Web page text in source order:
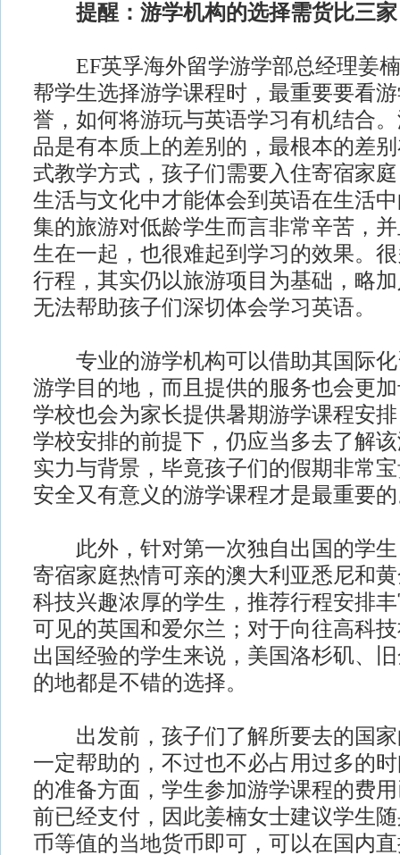
提醒：游学机构的选择需货比三家
EF英孚海外留学游学部总经理姜楠
帮学生选择游学课程时，最重要要看
誉，如何将游玩与英语学习有机结合
品是有本质上的差别的，最根本的差
式教学方式，孩子们需要入住寄宿家
生活与文化中才能体会到英语在生活
集的旅游对低龄学生而言非常辛苦，
生在一起，也很难起到学习的效果。
行程，其实仍以旅游项目为基础，略
无法帮助孩子们深切体会学习英语。
专业的游学机构可以借助其国际化
游学目的地，而且提供的服务也会更
学校也会为家长提供暑期游学课程安
学校安排的前提下，仍应当多去了解
实力与背景，毕竟孩子们的假期非常
安全又有意义的游学课程才是最重要
此外，针对第一次独自出国的学生
寄宿家庭热情可亲的澳大利亚悉尼和
科技兴趣浓厚的学生，推荐行程安排
可见的英国和爱尔兰；对于向往高科
出国经验的学生来说，美国洛杉矶、
的地都是不错的选择。
出发前，孩子们了解所要去的国家
一定帮助的，不过也不必占用过多的
的准备方面，学生参加游学课程的费
前已经支付，因此姜楠女士建议学生
币等值的当地货币即可，可以在国内